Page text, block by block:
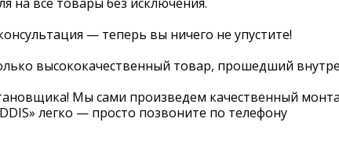
на все товары без исключения.
— теперь вы ничего не упустите!
высококачественный товар, прошедший
Мы сами произведем качественный
легко — просто позвоните по телефону